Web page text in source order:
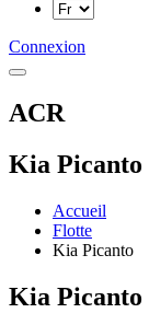
Connexion
ACR
Kia Picanto
Accueil
Flotte
Kia Picanto
Kia Picanto